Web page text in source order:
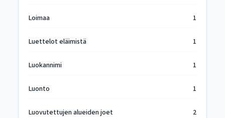
Loimaa 1
Luettelot eläimistä 1
Luokannimi 1
Luonto 1
Luovutettujen alueiden joet 2